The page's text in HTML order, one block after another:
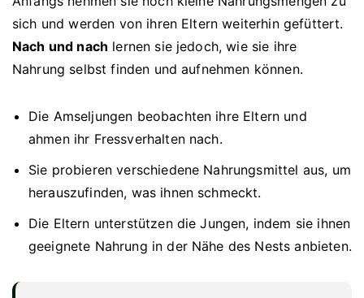
sich und werden von ihren Eltern weiterhin gefüttert.
Nach und nach lernen sie jedoch, wie sie ihre
Nahrung selbst finden und aufnehmen können.
Die Amseljungen beobachten ihre Eltern und
ahmen ihr Fressverhalten nach.
Sie probieren verschiedene Nahrungsmittel aus, um
herauszufinden, was ihnen schmeckt.
Die Eltern unterstützen die Jungen, indem sie ihnen
geeignete Nahrung in der Nähe des Nests anbieten.